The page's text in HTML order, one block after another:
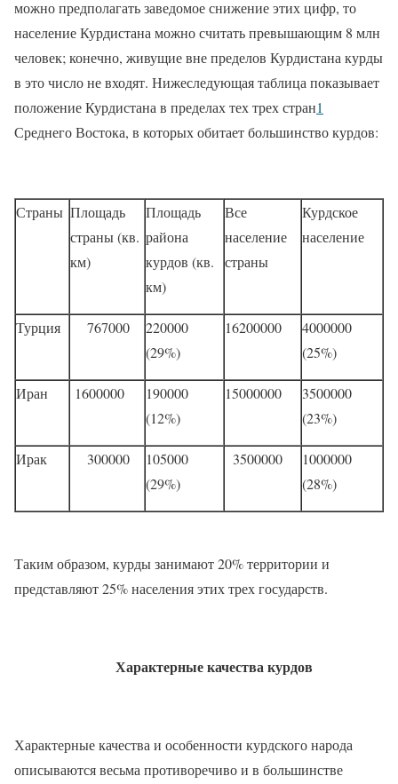
можно предполагать заведомое снижение этих цифр, то
население Курдистана можно считать превышающим 8 млн
человек; конечно, живущие вне пределов Курдистана курды
в это число не входят. Нижеследующая таблица показывает
положение Курдистана в пределах тех трех стран1
Среднего Востока, в которых обитает большинство курдов:
Страны Площадь
страны (кв.
км)
Площадь
района
курдов (кв.
км)
Все
население
страны
Курдское
население
Турция 767000
220000
(29%)
16200000
4000000
(25%)
Иран 1600000
190000
(12%)
15000000
3500000
(23%)
Ирак 300000
105000
(29%)
3500000
1000000
(28%)
Таким образом, курды занимают 20% территории и
представляют 25% населения этих трех государств.
Характерные качества курдов
Характерные качества и особенности курдского народа
описываются весьма противоречиво и в большинстве